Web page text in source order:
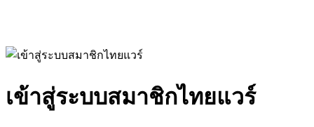
เข้าสู่ระบบสมาชิกไทยแวร์